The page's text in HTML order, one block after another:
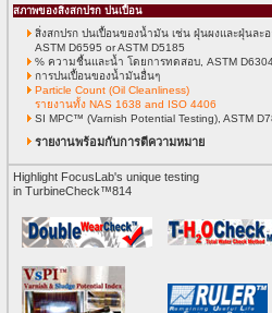
สภาพของสิ่งสกปรก ปนเปื้อน
สิ่งสกปรก ปนเปื้อนของน้ำมัน เช่น ฝุ่นผงและฝุ่นละอ
ASTM D6595 or ASTM D5185
% ความชื้นและน้ำ โดยการทดสอบ, ASTM
การปนเปื้อนของน้ำมันอื่นๆ
Particle Count (Oil Cleanliness)
รายงานทั้ง NAS 1638 and ISO 4406
SI MPC™ (Varnish Potential Testing), ASTM
รายงานพร้อมกับการตีความหมาย
Highlight FocusLab's unique testing
in TurbineCheck™814